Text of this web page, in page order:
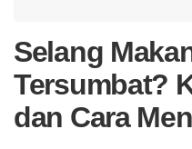
Selang
Tersumbat?
dan Cara